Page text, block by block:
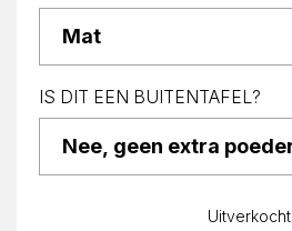
IS DIT EEN BUITENTAFEL?
Uitverkocht